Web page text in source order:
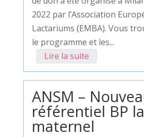
2022 par l’Association
Lactariums (EMBA). Vous
le programme et les...
Lire la suite
ANSM –
référentiel BP
maternel